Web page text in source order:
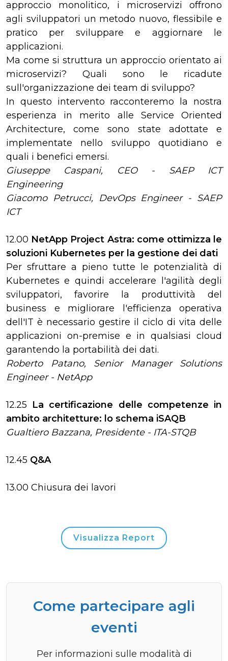
approccio monolitico, i microservizi offrono
agli sviluppatori un metodo nuovo, flessibile e
pratico per sviluppare e aggiornare le
applicazioni.
Ma come si struttura un approccio orientato ai
microservizi? Quali sono le ricadute
sull'organizzazione dei team di sviluppo?
In questo intervento racconteremo la nostra
esperienza in merito alle Service Oriented
Architecture, come sono state adottate e
implementate nello sviluppo quotidiano e
quali i benefici emersi.
Giuseppe Caspani, CEO - SAEP ICT
Engineering
Giacomo Petrucci, DevOps Engineer - SAEP
ICT
12.00 NetApp Project Astra: come ottimizza le
soluzioni Kubernetes per la gestione dei dati
Per sfruttare a pieno tutte le potenzialità di
Kubernetes e quindi accelerare l'agilità degli
sviluppatori, favorire la produttività del
business e migliorare l'efficienza operativa
dell'IT è necessario gestire il ciclo di vita delle
applicazioni on-premise e in qualsiasi cloud
garantendo la portabilità dei dati.
Roberto Patano, Senior Manager Solutions
Engineer - NetApp
12.25 La certificazione delle competenze in
ambito architetture: lo schema iSAQB
Gualtiero Bazzana, Presidente - ITA-STQB
12.45 Q&A
13.00 Chiusura dei lavori
Visualizza Report
Come partecipare agli
eventi
Per informazioni sulle modalità di